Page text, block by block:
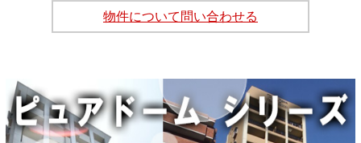
物件について問い合わせる